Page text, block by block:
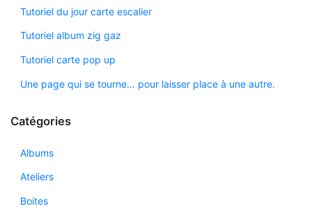
Tutoriel du jour carte escalier
Tutoriel album zig gaz
Tutoriel carte pop up
Une page qui se tourne… pour laisser place à une autre.
Catégories
Albums
Ateliers
Boites